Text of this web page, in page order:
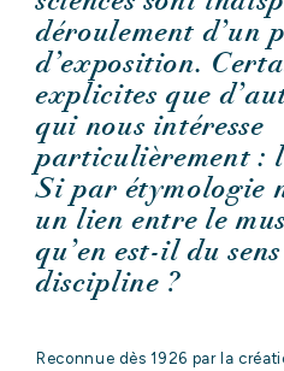
déroulement d’un
d’exposition.
explicites que
qui nous intéresse
particulièrement :
Si par étymologie
un lien entre le
qu’en est-il du
discipline ?
Reconnue dès 1926 par la